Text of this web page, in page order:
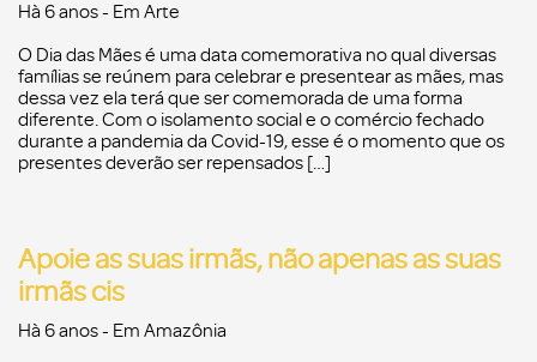
Hà 6 anos- Em Arte
O Dia das Mães é uma data comemorativa no qual diversas
famílias se reúnem para celebrar e presentear as mães, mas
dessa vez ela terá que ser comemorada de uma forma
diferente. Com o isolamento social e o comércio fechado
durante a pandemia da Covid-19, esse é o momento que os
presentes deverão ser repensados […]
Apoie as suas irmãs, não apenas as suas
irmãs cis
Hà 6 anos- Em Amazônia